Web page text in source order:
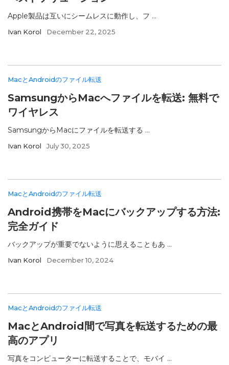
Apple製品は互いにシームレスに動作し、フ ...
Ivan Korol December 22, 2025
MacとAndroidのファイル転送
SamsungからMacへファイルを転送: 無料で
ワイヤレス
SamsungからMacにファイルを転送する ...
Ivan Korol July 30, 2025
MacとAndroidのファイル転送
Android携帯をMacにバックアップする方法:
完全ガイド
バックアップが重要でないように思えることもあ ...
Ivan Korol December 10, 2024
MacとAndroidのファイル転送
MacとAndroid間で写真を転送するための最
高のアプリ
写真をコンピューターに転送することで、モバイ ...